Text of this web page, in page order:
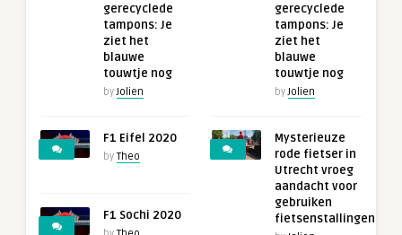
gerecyclede
tampons: Je
ziet het
blauwe
touwtje nog
byJolien
F1 Eifel 2020
by Theo
F1 Sochi 2020
gerecyclede
tampons: Je
ziet het
blauwe
touwtje nog
byJolien
Mysterieuze
rode fietser in
Utrecht vroeg
aandacht voor
gebruiken
fietsenstallingen